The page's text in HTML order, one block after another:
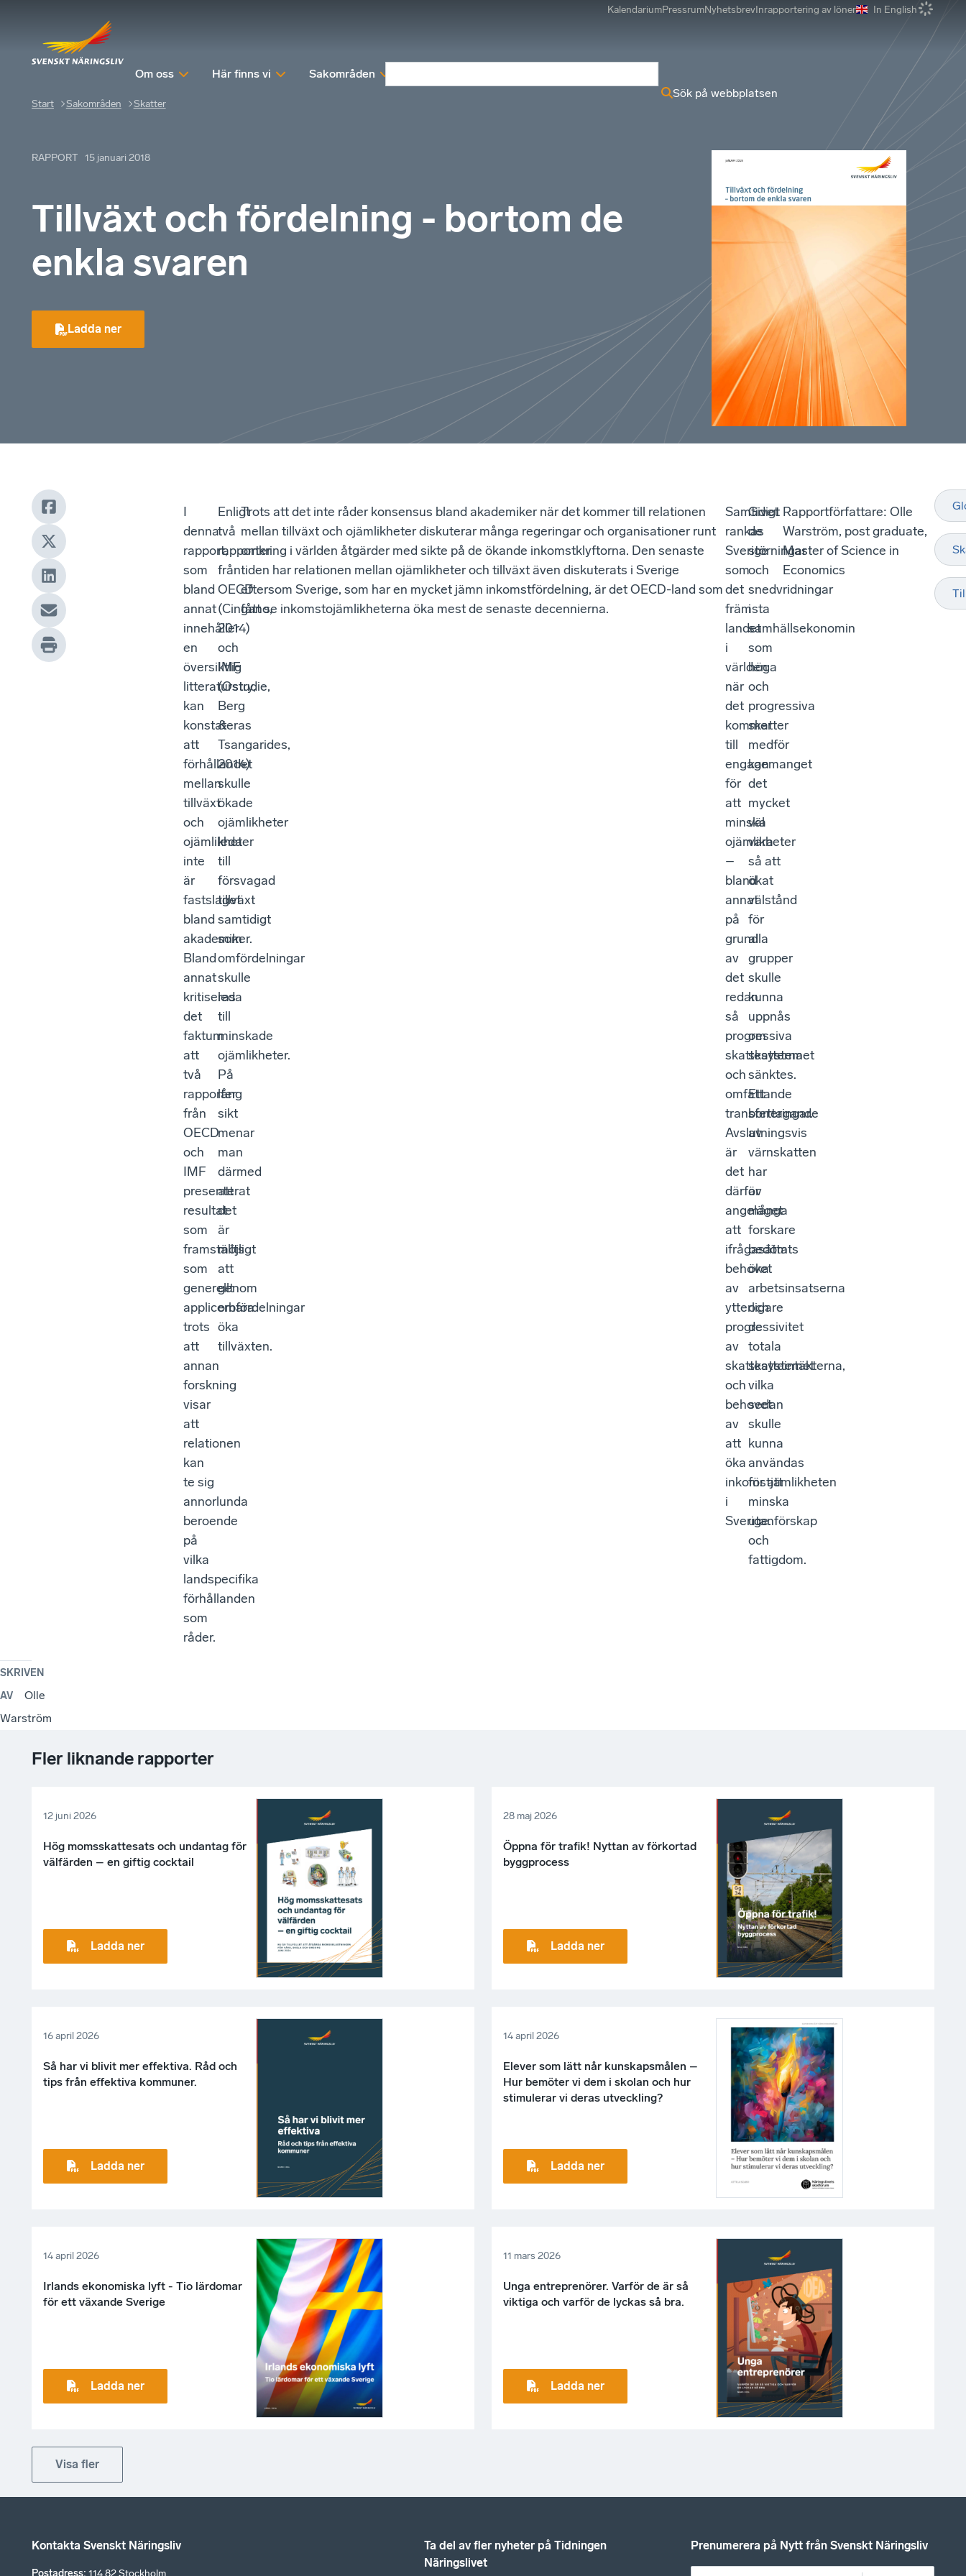
KalendariumPressrumNyhetsbrevInrapportering av löner In English
Om oss Här finns vi Sakområden
Sök på webbplatsen
Start Sakområden Skatter
RAPPORT 15 januari 2018
Tillväxt och fördelning - bortom de
enkla svaren
Ladda ner
I
denna
rapport,
som
bland
annat
innehåller
en
översiktlig
litteraturstudie,
kan
konstateras
att
förhållandet
mellan
tillväxt
och
ojämlikheter
inte
är
fastslaget
bland
akademiker.
Bland
annat
kritiseras
det
faktum
att
två
rapporter
från
OECD
och
IMF
presenterat
resultat
som
framställts
som
generellt
applicerbara
trots
att
annan
forskning
visar
att
relationen
kan
te sig
annorlunda
beroende
på
vilka
landspecifika
förhållanden
som
råder.
Enligt
två
rapporter
från
OECD
(Cingano,
2014)
och
IMF
(Ostry,
Berg
&
Tsangarides,
2014)
skulle
ökade
ojämlikheter
leda
till
försvagad
tillväxt
samtidigt
som
omfördelningar
skulle
leda
till
minskade
ojämlikheter.
På
lång
sikt
menar
man
därmed
att
det
är
möjligt
att
genom
omfördelningar
öka
tillväxten.
Trots att det inte råder konsensus bland akademiker när det kommer till relationen
mellan tillväxt och ojämlikheter diskuterar många regeringar och organisationer runt
omkring i världen åtgärder med sikte på de ökande inkomstklyftorna. Den senaste
tiden har relationen mellan ojämlikheter och tillväxt även diskuterats i Sverige
eftersom Sverige, som har en mycket jämn inkomstfördelning, är det OECD-land som
fått se inkomstojämlikheterna öka mest de senaste decennierna.
Samtidigt
rankas
Sverige
som
det
främsta
landet
i
världen
när
det
kommer
till
engagemanget
för
att
minska
ojämlikheter
–
bland
annat
på
grund
av
det
redan
så
progressiva
skattesystemet
och
omfattande
transfereringar.
Avslutningsvis
är
det
därför
angeläget
att
ifrågasätta
behovet
av
ytterligare
progressivitet
av
skattesystemet
och
behovet
av
att
öka
inkomstjämlikheten
i
Sverige.
Givet
de
störningar
och
snedvridningar
i
samhällsekonomin
som
höga
och
progressiva
skatter
medför
kan
det
mycket
väl
vara
så att
ökat
välstånd
för
alla
grupper
skulle
kunna
uppnås
om
skatterna
sänktes.
Ett
borttagande
av
värnskatten
har
av
många
forskare
bedömts
öka
arbetsinsatserna
och
de
totala
skatteintäkterna,
vilka
sedan
skulle
kunna
användas
för att
minska
utanförskap
och
fattigdom.
Rapportförfattare: Olle
Warström, post graduate,
Master of Science in
Economics
SKRIVEN
AV
Olle
Warström
Fler liknande rapporter
12 juni 2026
Hög momsskattesats och undantag för
välfärden – en giftig cocktail
Ladda ner
28 maj 2026
Öppna för trafik! Nyttan av förkortad
byggprocess
Ladda ner
16 april 2026
Så har vi blivit mer effektiva. Råd och
tips från effektiva kommuner.
Ladda ner
14 april 2026
Elever som lätt når kunskapsmålen –
Hur bemöter vi dem i skolan och hur
stimulerar vi deras utveckling?
Ladda ner
14 april 2026
Irlands ekonomiska lyft - Tio lärdomar
för ett växande Sverige
Ladda ner
11 mars 2026
Unga entreprenörer. Varför de är så
viktiga och varför de lyckas så bra.
Ladda ner
Visa fler
Kontakta Svenskt Näringsliv
Postadress: 114 82 Stockholm
Ta del av fler nyheter på Tidningen
Näringslivet
Prenumerera på Nytt från Svenskt Näringsliv